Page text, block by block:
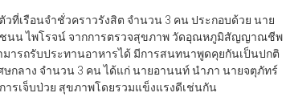
ที่เรือนจำชั่วคราวรังสิต จำนวน 3 คน ประกอบด้วย นาย
นน ไพโรจน์ จากการตรวจสุขภาพ วัดอุณหภูมิสัญญาณชีพ
ารถรับประทานอาหารได้ มีการสนทนาพูดคุยกันเป็นปกติ
ลาง จำนวน 3 คน ได้แก่ นายอานนท์ นำภา นายจตุภัทร์
รเจ็บป่วย สุขภาพโดยรวมแข็งแรงดีเช่นกัน